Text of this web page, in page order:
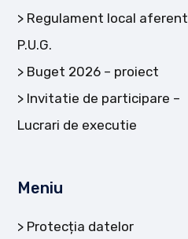
Regulament local aferent
P.U.G.
Buget 2026 – proiect
Invitatie de participare –
Lucrari de executie
Meniu
Protecția datelor